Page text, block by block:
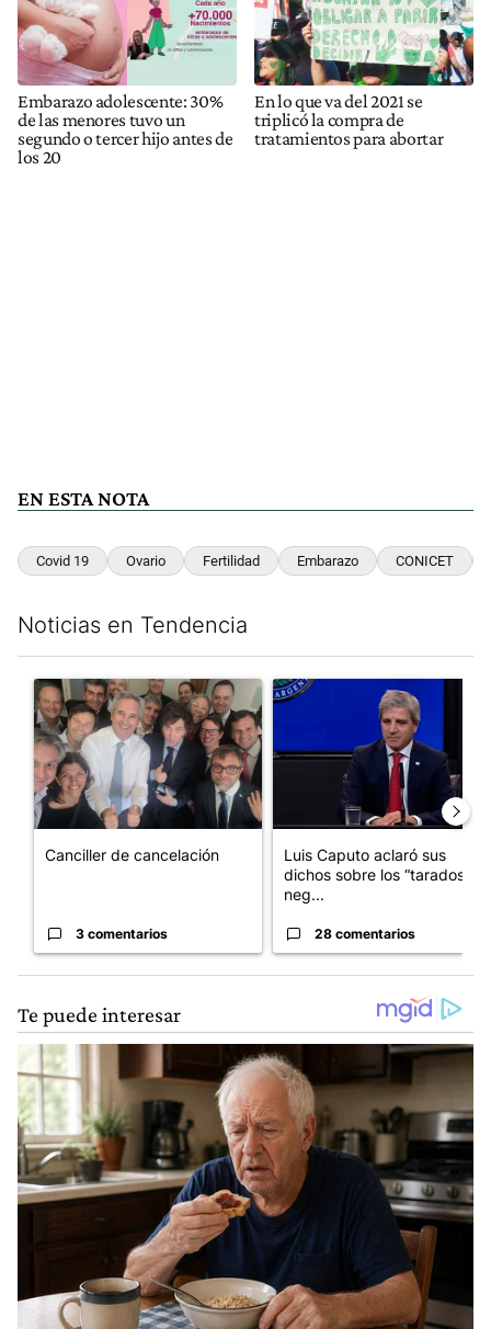
Embarazo adolescente: 30%
de las menores tuvo un
segundo o tercer hijo antes de
los 20
En lo que va del 2021 se
triplicó la compra de
tratamientos para abortar
EN ESTA NOTA
Covid 19 Ovario Fertilidad Embarazo CONICET
Noticias en Tendencia
Un artículo de tendencia con el título "Canciller de
Canciller de cancelación
3 comentarios
Un artículo de tendencia con
Luis Caputo aclaró sus
dichos sobre los “tarados” y
neg...
28 comentarios